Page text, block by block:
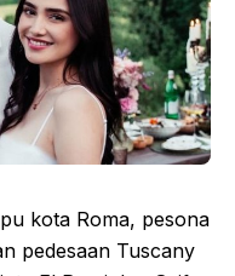
kota Roma, pesona
pedesaan Tuscany